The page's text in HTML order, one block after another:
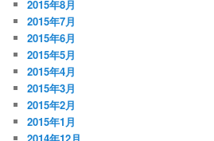
2015年8月
2015年7月
2015年6月
2015年5月
2015年4月
2015年3月
2015年2月
2015年1月
2014年12月